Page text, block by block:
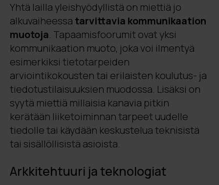
Yhtä lailla yleishyödyllistä on miettiä jo
alkuvaiheessa tarvittavia kommunikaation
muotoja. Tapaamisfoorumit ovat yksi
kommunikaation muoto, joka voi ilmentyä
esimerkiksi tietotarpeiden
arviointikokousten tai erilaisten koulutus- ja
tiedotustilaisuuksien muodossa. Lisäksi on
syytä miettiä millaisia kanavia pitkin
kerätään liiketoiminnan tarpeet uudelle
tiedolle tai käydään keskustelua teknisistä
tai sisällöllisistä asioista.
Arkkitehtuuri ja teknologiat